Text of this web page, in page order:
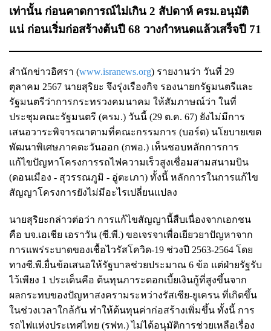
เท่านั้น ก่อนคาดการณ์ไม่เกิน 2 สัปดาห์ ครม.อนุมัติ
แน่ ก่อนเริ่มก่อสร้างต้นปี 68 วางกำหนดแล้วเสร็จปี 71
สำนักข่าวอิศรา (www.isranews.org) รายงานว่า วันที่ 29
ตุลาคม 2567 นายสุริยะ จึงรุ่งเรืองกิจ รองนายกรัฐมนตรีและ
รัฐมนตรีว่าการกระทรวงคมนาคม ให้สัมภาษณ์ว่า ในที่
ประชุมคณะรัฐมนตรี (ครม.) วันนี้ (29 ต.ค. 67) ยังไม่มีการ
เสนอวาระพิจารณาตามที่คณะกรรมการ (บอร์ด) นโยบายเขต
พัฒนาพิเศษภาคตะวันออก (กพอ.) เห็นชอบหลักการการ
แก้ไขปัญหาโครงการรถไฟความเร็วสูงเชื่อมสามสนามบิน
(ดอนเมือง - สุวรรณภูมิ - อู่ตะเภา) ทั้งนี้ หลักการในการแก้ไข
สัญญาโครงการยังไม่มีอะไรเปลี่ยนแปลง
นายสุริยะกล่าวต่อว่า การแก้ไขสัญญานี้สืบเนื่องจากเอกชน
คือ บจ.เอเชีย เอราวัน (ซี.พี.) ขอเจรจาเพื่อเยียวยาปัญหาจาก
การแพร่ระบาดของเชื้อไวรัสโควิด-19 ช่วงปี 2563-2564 โดย
ทางซี.พี.ยื่นข้อเสนอให้รัฐบาลช่วยประมาณ 6 ข้อ แต่ฝ่ายรัฐรับ
ไว้เพียง 1 ประเด็นคือ ต้นทุนภาระดอกเบี้ยเงินกู้ที่สูงขึ้นจาก
ผลกระทบของปัญหาสงครามระหว่างรัสเซีย-ยูเครน ที่เกิดขึ้น
ในช่วงเวลาใกล้กัน ทำให้ต้นทุนค่าก่อสร้างเพิ่มขึ้น ทั้งนี้ การ
รถไฟแห่งประเทศไทย (รฟท.) ไม่ได้อนุมัติการช่วยเหลือเรื่อง